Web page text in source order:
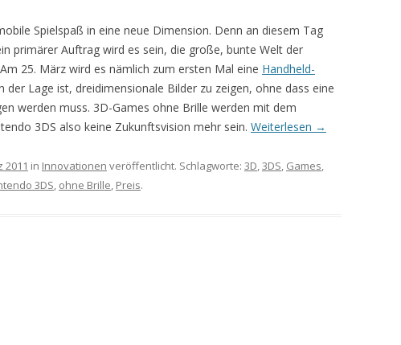
Spielspaß in eine neue Dimension. Denn an diesem Tag
primärer Auftrag wird es sein, die große, bunte Welt der
25. März wird es nämlich zum ersten Mal eine Handheld-
der Lage ist, dreidimensionale Bilder zu zeigen, ohne dass eine
werden muss. 3D-Games ohne Brille werden mit dem
3DS also keine Zukunftsvision mehr sein. Weiterlesen →
2011 in Innovationen veröffentlicht. Schlagworte: 3D,3DS, Games,
3DS, ohne Brille, Preis.